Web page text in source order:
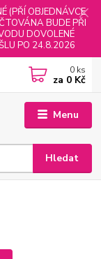
(PŘÍ OBJEDNÁVCE
BUDE PŘI
DOVOLENÉ
PO 24.8.2026
Menu
Hledat
0 ks
za 0 Kč